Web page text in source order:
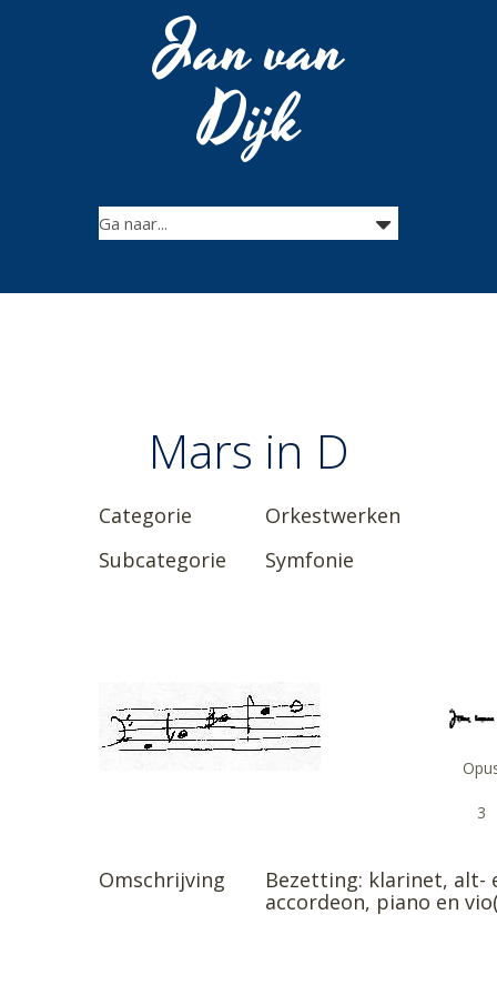
Jan van
Dijk
Mars in D
Categorie
Orkestwerken
Subcategorie
Symfonie
3
Omschrijving
Bezetting: klarinet,
accordeon, piano en